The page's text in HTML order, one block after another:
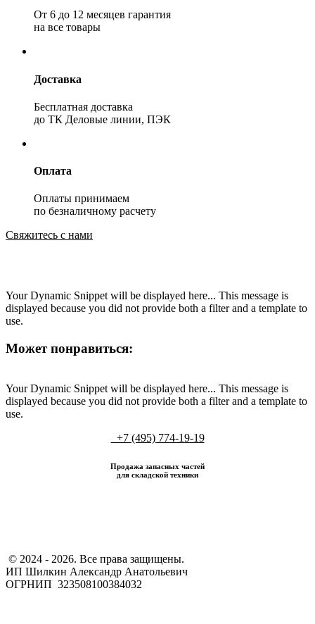
От 6 до 12 месяцев гарантия
на все товары
Доставка
Бесплатная доставка
до ТК Деловые линии, ПЭК
Оплата
Оплаты принимаем
по безналичному расчету
Свяжитесь с нами
Your Dynamic Snippet will be displayed here... This message is
displayed because you did not provide both a filter and a template to
use.
Может понравиться:
Your Dynamic Snippet will be displayed here... This message is
displayed because you did not provide both a filter and a template to
use.
+7 (495) 774-19-19
Продажа запасных частей
для складской техники
​ © 2024 - 2026. Все права защищены.
ИП Шилкин Александр Анатольевич
ОГРНИП 323508100384032